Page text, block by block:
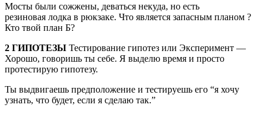
Мосты были сожжены, деваться некуда, но есть
резиновая лодка в рюкзаке. Что является запасным планом ?
Кто твой план Б?
2 ГИПОТЕЗЫ Тестирование гипотез или Эксперимент —
Хорошо, говоришь ты себе. Я выделю время и просто
протестирую гипотезу.
Ты выдвигаешь предположение и тестируешь его “я хочу
узнать, что будет, если я сделаю так.”